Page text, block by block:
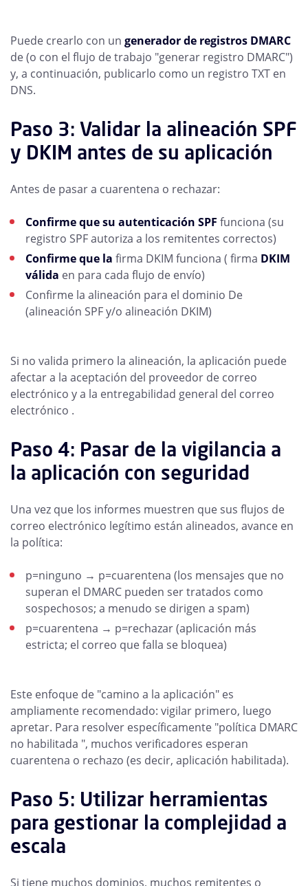
Puede crearlo con un generador de registros DMARC
de (o con el flujo de trabajo "generar registro DMARC")
y, a continuación, publicarlo como un registro TXT en
DNS.
Paso 3: Validar la alineación SPF
y DKIM antes de su aplicación
Antes de pasar a cuarentena o rechazar:
Confirme que su autenticación SPF funciona (su
registro SPF autoriza a los remitentes correctos)
Confirme que la firma DKIM funciona ( firma DKIM
válida en para cada flujo de envío)
Confirme la alineación para el dominio De
(alineación SPF y/o alineación DKIM)
Si no valida primero la alineación, la aplicación puede
afectar a la aceptación del proveedor de correo
electrónico y a la entregabilidad general del correo
electrónico .
Paso 4: Pasar de la vigilancia a
la aplicación con seguridad
Una vez que los informes muestren que sus flujos de
correo electrónico legítimo están alineados, avance en
la política:
p=ninguno → p=cuarentena (los mensajes que no
superan el DMARC pueden ser tratados como
sospechosos; a menudo se dirigen a spam)
p=cuarentena → p=rechazar (aplicación más
estricta; el correo que falla se bloquea)
Este enfoque de "camino a la aplicación" es
ampliamente recomendado: vigilar primero, luego
apretar. Para resolver específicamente "política DMARC
no habilitada ", muchos verificadores esperan
cuarentena o rechazo (es decir, aplicación habilitada).
Paso 5: Utilizar herramientas
para gestionar la complejidad a
escala
Si tiene muchos dominios, muchos remitentes o